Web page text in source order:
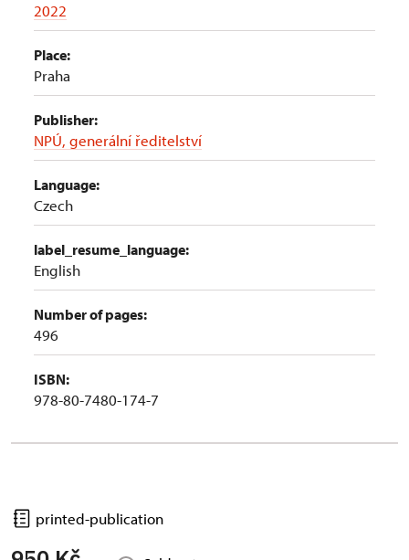
2022
Place:
Praha
Publisher:
NPÚ, generální ředitelství
Language:
Czech
label_resume_language:
English
Number of pages:
496
ISBN:
978-80-7480-174-7
printed-publication